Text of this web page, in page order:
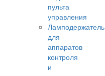
пульта
управления
Ламподержатель
для
аппаратов
контроля
и